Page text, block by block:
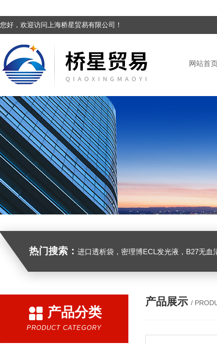
您好，欢迎访问上海桥星贸易有限公司！
网站首
热门搜索： 进口透析袋，密理博ECL发光液，B27无血清培养基，N2培养基，紫外酶标板，Gibco胶原酶，
产品分类
PRODUCT CATEGORY
产品展示 /